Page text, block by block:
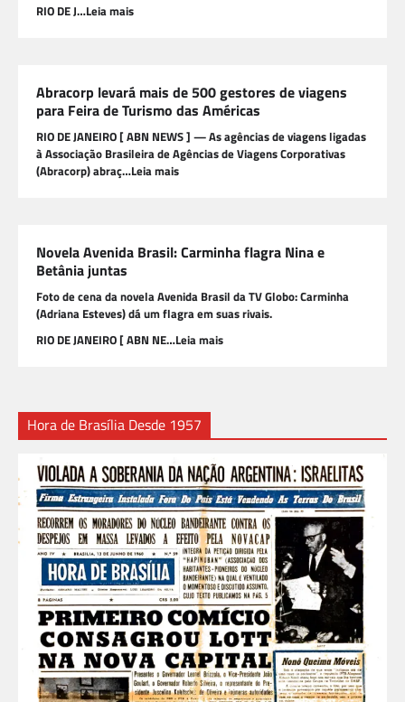
RIO DE J…Leia mais
Abracorp levará mais de 500 gestores de viagens
para Feira de Turismo das Américas
RIO DE JANEIRO [ ABN NEWS ] — As agências de viagens ligadas
à Associação Brasileira de Agências de Viagens Corporativas
(Abracorp) abraç…Leia mais
Novela Avenida Brasil: Carminha flagra Nina e
Betânia juntas
Foto de cena da novela Avenida Brasil da TV Globo: Carminha
(Adriana Esteves) dá um flagra em suas rivais.
RIO DE JANEIRO [ ABN NE…Leia mais
Hora de Brasília Desde 1957